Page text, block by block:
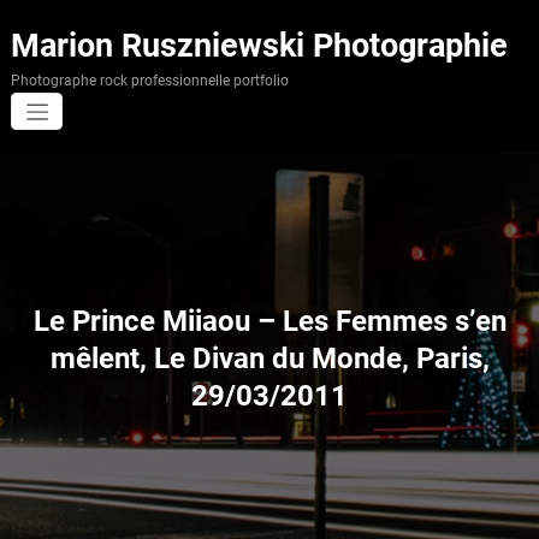
au
contenu
Marion Ruszniewski Photographie
Photographe rock professionnelle portfolio
Le Prince Miiaou – Les Femmes s’en
mêlent, Le Divan du Monde, Paris,
29/03/2011